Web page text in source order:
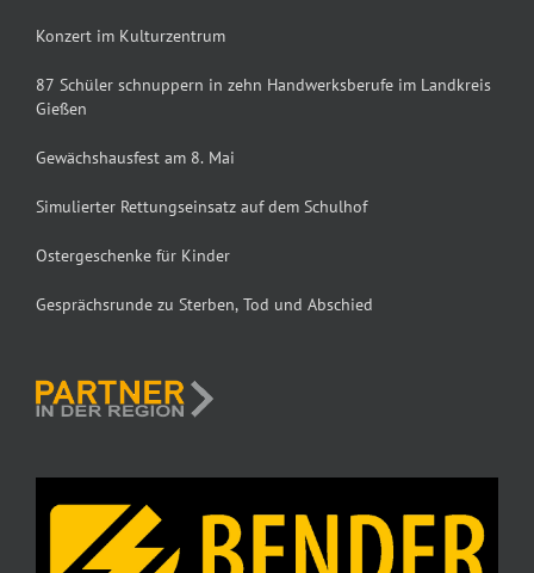
Konzert im Kulturzentrum
87 Schüler schnuppern in zehn Handwerksberufe im Landkreis
Gießen
Gewächshausfest am 8. Mai
Simulierter Rettungseinsatz auf dem Schulhof
Ostergeschenke für Kinder
Gesprächsrunde zu Sterben, Tod und Abschied